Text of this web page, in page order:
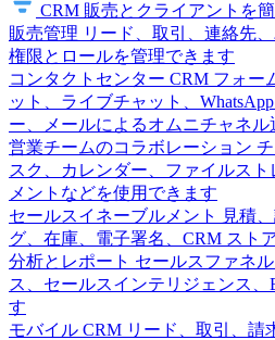
CRM 販売とクライアントを
販売管理 リード、取引、連絡先
権限とロールを管理できます
コンタクトセンター CRM フォー
ット、ライブチャット、
ー、メールによるオムニチャネル
営業チームのコラボレーション
スク、カレンダー、ファイルス
メントなどを使用できます
セールスイネーブルメント
見積
グ、在庫、電子署名、CRM スト
分析とレポート セールスファネ
ス、セールスインテリジェンス
す
モバイル CRM リード、取引、請